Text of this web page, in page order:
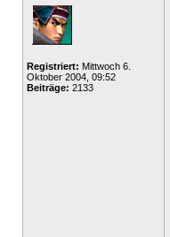
Registriert: Mittwoch 6.
Oktober 2004, 09:52
Beiträge: 2133